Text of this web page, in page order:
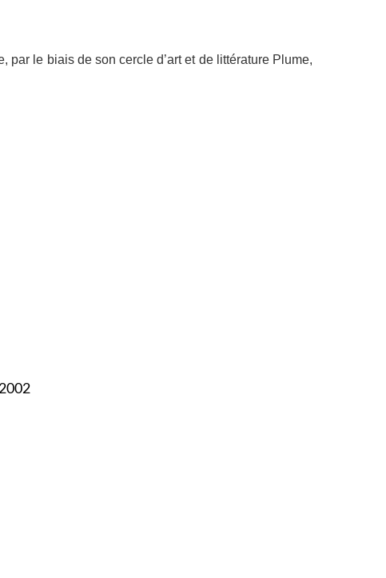
par le biais de son cercle d’art et de littérature Plume,